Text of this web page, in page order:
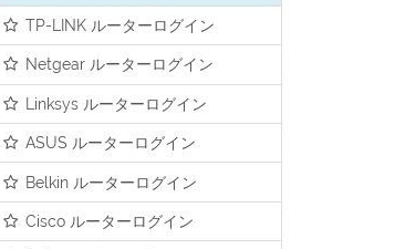
TP-LINK ルーターログイン
Netgear ルーターログイン
Linksys ルーターログイン
ASUS ルーターログイン
Belkin ルーターログイン
Cisco ルーターログイン